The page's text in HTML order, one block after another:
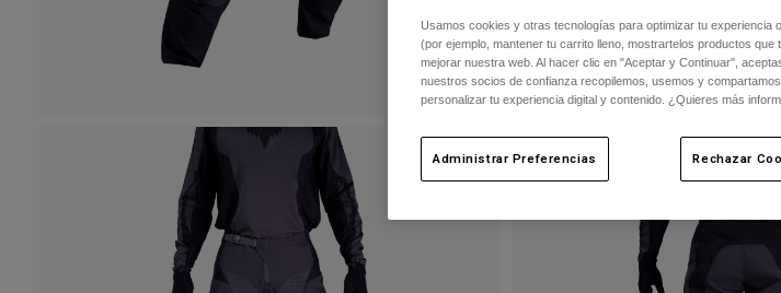
Usamos cookies y otras tecnologías para optimizar tu experiencia
(por ejemplo, mantener tu carrito lleno, mostrartelos productos
mejorar nuestra web. Al hacer clic en "Aceptar y Continuar",
nuestros socios de confianza recopilemos, usemos y
personalizar tu experiencia digital y contenido. ¿Quieres más
Administrar Preferencias Rechazar